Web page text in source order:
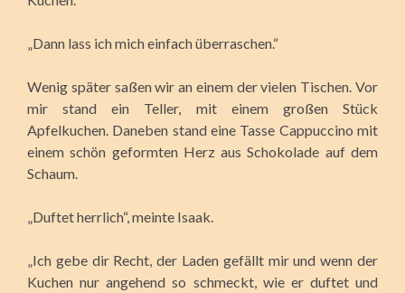
„Dann lass ich mich einfach überraschen.“
Wenig später saßen wir an einem der vielen Tischen. Vor
mir stand ein Teller, mit einem großen Stück
Apfelkuchen. Daneben stand eine Tasse Cappuccino mit
einem schön geformten Herz aus Schokolade auf dem
Schaum.
„Duftet herrlich“, meinte Isaak.
„Ich gebe dir Recht, der Laden gefällt mir und wenn der
Kuchen nur angehend so schmeckt, wie er duftet und